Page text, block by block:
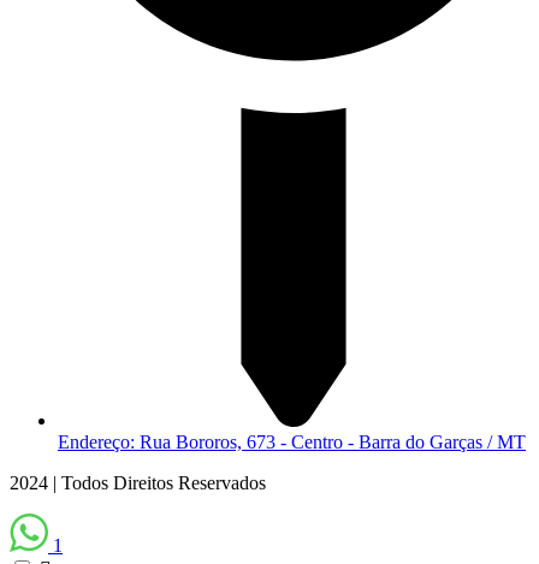
Endereço: Rua Bororos, 673 - Centro - Barra do Garças / MT
2024 | Todos Direitos Reservados
1